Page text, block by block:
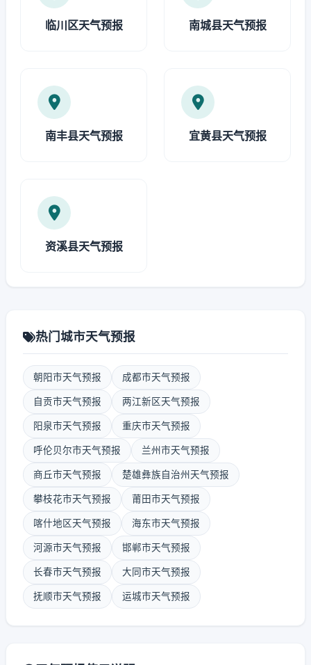
临川区天气预报 南城县天气预报
南丰县天气预报 宜黄县天气预报
资溪县天气预报
热门城市天气预报
朝阳市天气预报 成都市天气预报
自贡市天气预报 两江新区天气预报
阳泉市天气预报 重庆市天气预报
呼伦贝尔市天气预报 兰州市天气预报
商丘市天气预报 楚雄彝族自治州天气预报
攀枝花市天气预报 莆田市天气预报
喀什地区天气预报 海东市天气预报
河源市天气预报 邯郸市天气预报
长春市天气预报 大同市天气预报
抚顺市天气预报 运城市天气预报